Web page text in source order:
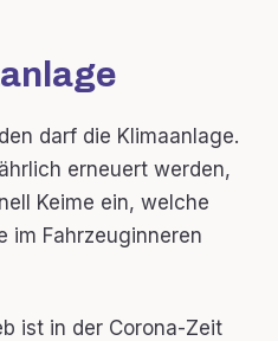
darf die Klimaanlage.
erneuert werden,
Keime ein, welche
im Fahrzeuginneren
ist in der Corona-Zeit